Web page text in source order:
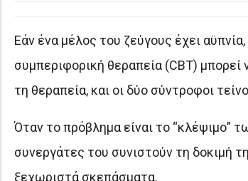
Εάν ένα μέλος του ζεύγους έχει
συμπεριφορική θεραπεία (CBT) μπορεί
τη θεραπεία, και οι δύο σύντροφοι
Όταν το πρόβλημα είναι το “κλέψιμο”
συνεργάτες του συνιστούν τη δοκιμή
ξεχωριστά σκεπάσματα.